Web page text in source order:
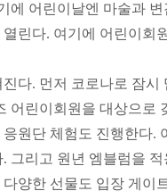
에 어린이날엔 마술과
린다. 여기에 어린이회
다. 먼저 코로나로 잠
어린이회원을 대상으로
원단 체험도 진행한다.
그리고 원년 엠블럼을
양한 선물도 입장 게이